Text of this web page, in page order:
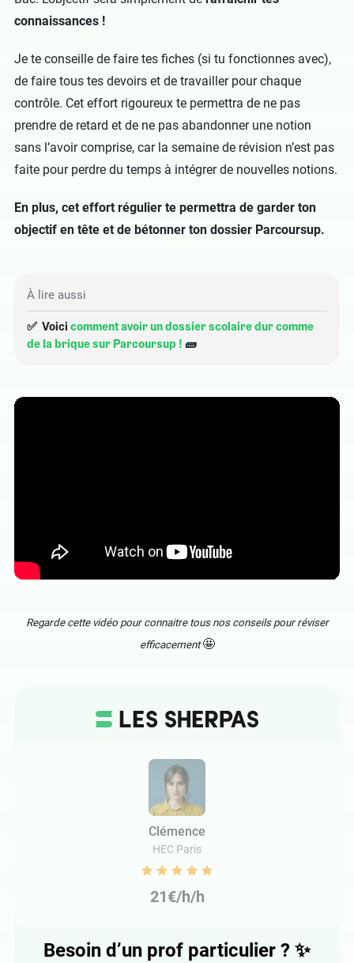
connaissances !
Je te conseille de faire tes fiches (si tu fonctionnes avec),
de faire tous tes devoirs et de travailler pour chaque
contrôle. Cet effort rigoureux te permettra de ne pas
prendre de retard et de ne pas abandonner une notion
sans l’avoir comprise, car la semaine de révision n’est pas
faite pour perdre du temps à intégrer de nouvelles notions.
En plus, cet effort régulier te permettra de garder ton
objectif en tête et de bétonner ton dossier Parcoursup.
À lire aussi
✅ Voici comment avoir un dossier scolaire dur comme
de la brique sur Parcoursup ! 🧱
Regarde cette vidéo pour connaitre tous nos conseils pour réviser
efficacement🤩
Clémence
HEC Paris
21€/h/h
Besoin d’un prof particulier ? ✨